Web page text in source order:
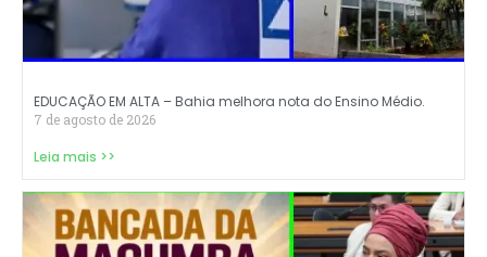
EDUCAÇÃO EM ALTA – Bahia melhora nota do Ensino Médio.
7 de agosto de 2026
Leia mais >>